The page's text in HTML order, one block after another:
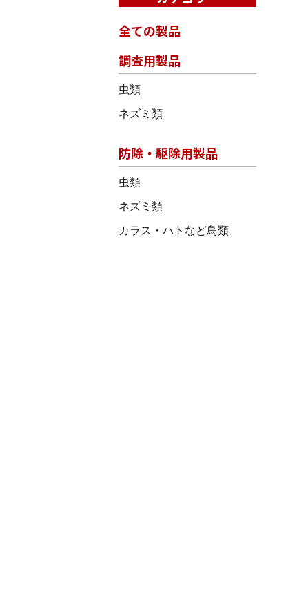
全ての製品
調査用製品
虫類
ネズミ類
防除・駆除用製品
虫類
ネズミ類
カラス・ハトなど鳥類